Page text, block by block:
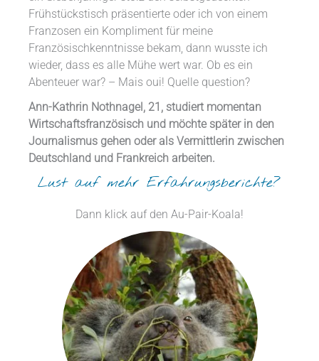
Frühstückstisch präsentierte oder ich von einem
Franzosen ein Kompliment für meine
Französischkenntnisse bekam, dann wusste ich
wieder, dass es alle Mühe wert war. Ob es ein
Abenteuer war? – Mais oui! Quelle question?
Ann-Kathrin Nothnagel, 21, studiert momentan
Wirtschaftsfranzösisch und möchte später in den
Journalismus gehen oder als Vermittlerin zwischen
Deutschland und Frankreich arbeiten.
Lust auf mehr Erfahrungsberichte?
Dann klick auf den Au-Pair-Koala!